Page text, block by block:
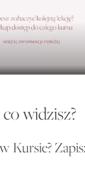
widzisz?
Kursie?